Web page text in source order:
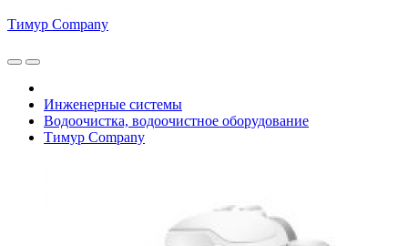
Тимур Company
Инженерные системы
Водоочистка, водоочистное оборудование
Тимур Company